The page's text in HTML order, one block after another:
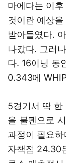
마에다는 이
것이란 예상
받아들였다.
나갔다. 그러
다. 16이닝 동
0.343에
5경기서 딱 한
을 불펜으로
과정이 필요
자책점 24.30